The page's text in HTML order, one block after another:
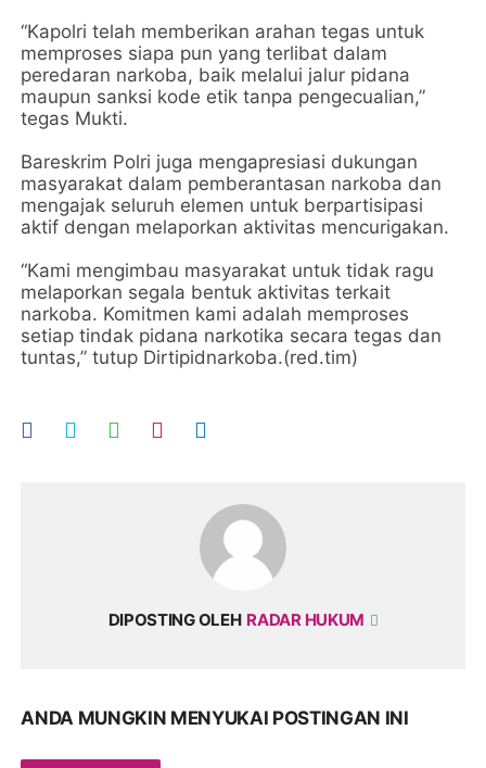
“Kapolri telah memberikan arahan tegas untuk
memproses siapa pun yang terlibat dalam
peredaran narkoba, baik melalui jalur pidana
maupun sanksi kode etik tanpa pengecualian,”
tegas Mukti.
Bareskrim Polri juga mengapresiasi dukungan
masyarakat dalam pemberantasan narkoba dan
mengajak seluruh elemen untuk berpartisipasi
aktif dengan melaporkan aktivitas mencurigakan.
“Kami mengimbau masyarakat untuk tidak ragu
melaporkan segala bentuk aktivitas terkait
narkoba. Komitmen kami adalah memproses
setiap tindak pidana narkotika secara tegas dan
tuntas,” tutup Dirtipidnarkoba.(red.tim)
DIPOSTING OLEH RADAR HUKUM
ANDA MUNGKIN MENYUKAI POSTINGAN INI